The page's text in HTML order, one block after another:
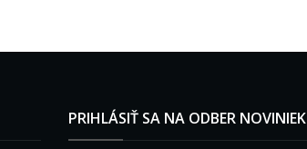
PRIHLÁSIŤ SA NA ODBER NOVINIEK